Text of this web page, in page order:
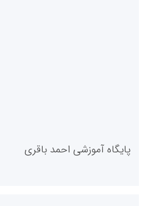
پایگاه آموزشی احمد باقری